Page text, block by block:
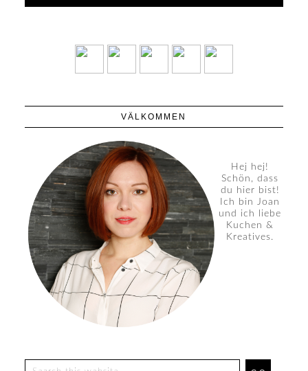
VÄLKOMMEN
Hej hej!
Schön, dass
du hier bist!
Ich bin Joan
und ich liebe
Kuchen &
Kreatives.